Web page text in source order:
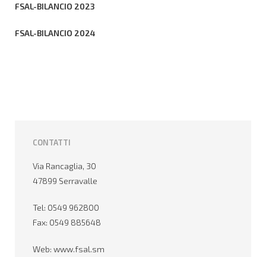
FSAL-BILANCIO 2023
FSAL-BILANCIO 2024
CONTATTI
Via Rancaglia, 30
47899 Serravalle
Tel: 0549 962800
Fax: 0549 885648
Web: www.fsal.sm